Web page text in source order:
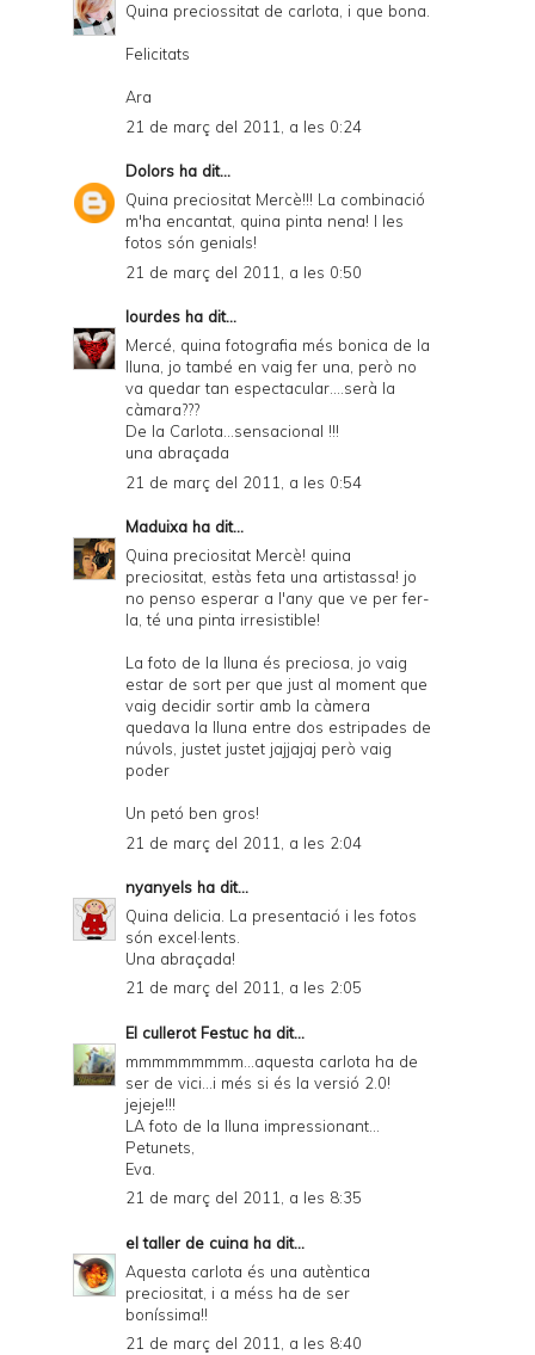
Quina preciossitat de carlota, i que bona.
Felicitats
Ara
21 de març del 2011, a les 0:24
Dolors ha dit...
Quina preciositat Mercè!!! La combinació
m'ha encantat, quina pinta nena! I les
fotos són genials!
21 de març del 2011, a les 0:50
lourdes ha dit...
Mercé, quina fotografia més bonica de la
lluna, jo també en vaig fer una, però no
va quedar tan espectacular....serà la
càmara???
De la Carlota...sensacional !!!
una abraçada
21 de març del 2011, a les 0:54
Maduixa ha dit...
Quina preciositat Mercè! quina
preciositat, estàs feta una artistassa! jo
no penso esperar a l'any que ve per fer-
la, té una pinta irresistible!
La foto de la lluna és preciosa, jo vaig
estar de sort per que just al moment que
vaig decidir sortir amb la càmera
quedava la lluna entre dos estripades de
núvols, justet justet jajjajaj però vaig
poder
Un petó ben gros!
21 de març del 2011, a les 2:04
nyanyels ha dit...
Quina delicia. La presentació i les fotos
són excel·lents.
Una abraçada!
21 de març del 2011, a les 2:05
El cullerot Festuc ha dit...
mmmmmmmmm...aquesta carlota ha de
ser de vici...i més si és la versió 2.0!
jejeje!!!
LA foto de la lluna impressionant...
Petunets,
Eva.
21 de març del 2011, a les 8:35
el taller de cuina ha dit...
Aquesta carlota és una autèntica
preciositat, i a méss ha de ser
boníssima!!
21 de març del 2011, a les 8:40